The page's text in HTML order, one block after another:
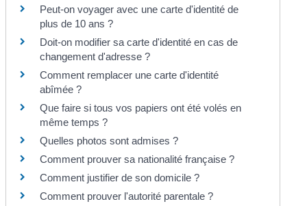
Peut-on voyager avec une carte d'identité de
plus de 10 ans ?
Doit-on modifier sa carte d'identité en cas de
changement d'adresse ?
Comment remplacer une carte d'identité
abîmée ?
Que faire si tous vos papiers ont été volés en
même temps ?
Quelles photos sont admises ?
Comment prouver sa nationalité française ?
Comment justifier de son domicile ?
Comment prouver l'autorité parentale ?